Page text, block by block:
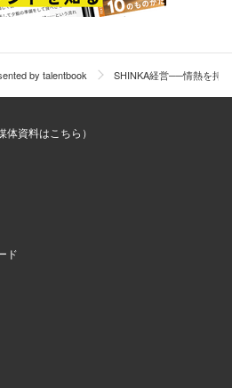
」
（成長）＝進化（チャレンジ）
熱）」。
年のイヤーモットーから引用
はダーウィンの進化論に強い関
やモットーに含めたいと考えて
し、強いものは生き残るが弱
変化と淘汰を繰り返し、生き残
by talentbook SHINKA経営──情熱を持
資料はこちら）
ド